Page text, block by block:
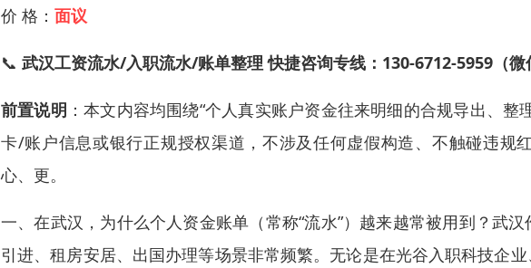
价 格： 面议
📞 武汉工资流水/入职流水/账单整理 快捷咨询专线：130-6712-5959（微
前置说明 ：本文内容均围绕“个人真实账户资金往来明细的合规导出、
卡/账户信息或银行正规授权渠道，不涉及任何虚假构造、不触碰违规
心、更。
一、在武汉，为什么个人资金账单（常称“流水”）越来越常被用到？武
引进、租房安居、出国办理等场景非常频繁。无论是在光谷入职科技企